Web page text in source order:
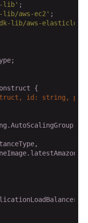
lib'
lib/aws-ec2'
lib/aws-
{
id: string ,